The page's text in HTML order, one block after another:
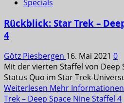
Specials
Rückblick: Star Trek –
4
Götz Piesbergen 16. Mai 2021 0
Mit der vierten Staffel von Deep
Status Quo im Star Trek-
Weiterlesen Mehr
Trek – Deep Space Nine Staffel 4